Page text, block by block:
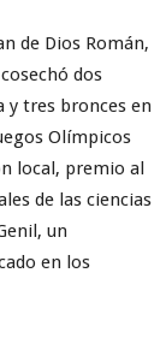
de Dios Román,
dos
y tres bronces en
Olímpicos
local, premio al
de las ciencias
un
en los